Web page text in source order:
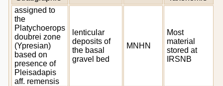
assigned to
the
Platychoerops
doubrei zone
(Ypresian)
based on
presence of
Pleisadapis
aff. remensis
lenticular
deposits of
the basal
gravel bed
MNHN
Most
material
stored at
IRSNB